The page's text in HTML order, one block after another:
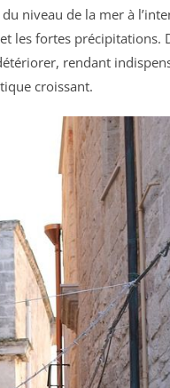
niveau de la mer à
les fortes précipitations.
rendant
croissant.